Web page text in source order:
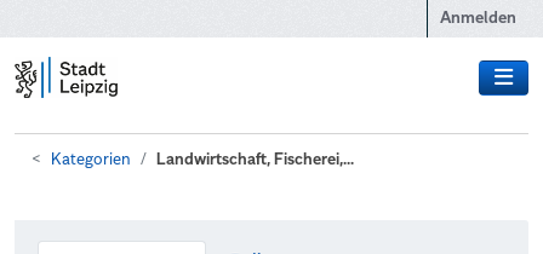
Anmelden
Kategorien Landwirtschaft, Fischerei,...